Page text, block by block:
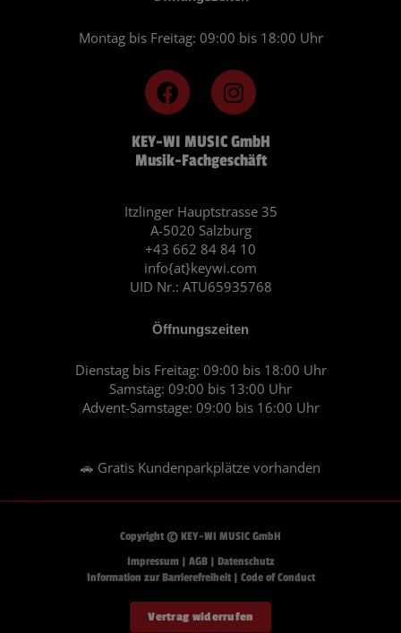
KEY-WI MUSIC GmbH
Musik-Fachgeschäft
Itzlinger Hauptstrasse 35
A-5020 Salzburg
+43 662 84 84 10
info{at}keywi.com
UID Nr.: ATU65935768
Öffnungszeiten
Dienstag bis Freitag: 09:00 bis 18:00 Uhr
Samstag: 09:00 bis 13:00 Uhr
Advent-Samstage: 09:00 bis 16:00 Uhr
🚗 Gratis Kundenparkplätze vorhanden
F
a
c
e
b
o
k
I
n
s
t
a
r
a
m
Montag bis Freitag: 09:00 bis 18:00 Uhr
Copyright © KEY-WI MUSIC GmbH
Impressum| AGB| Datenschutz
Information zur Barrierefreiheit| Code of Conduct
Vertrag widerrufen